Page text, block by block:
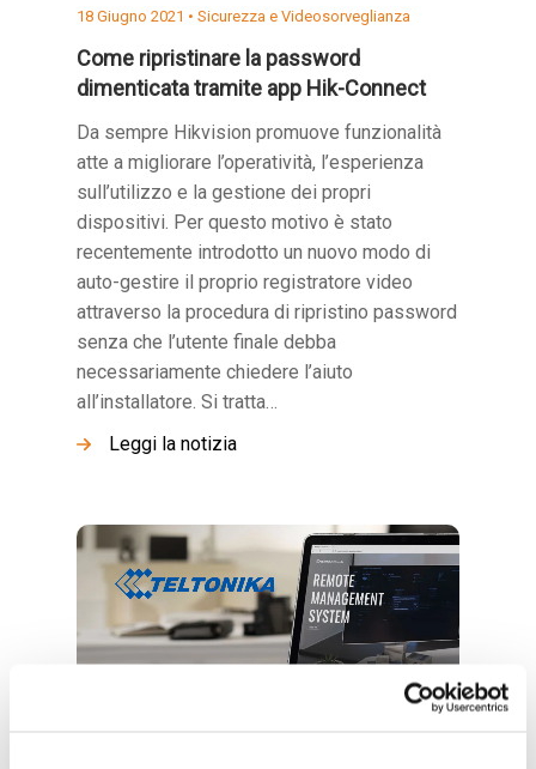
18 Giugno 2021 • Sicurezza e Videosorveglianza
Come ripristinare la password
dimenticata tramite app Hik-Connect
Da sempre Hikvision promuove funzionalità
atte a migliorare l’operatività, l’esperienza
sull’utilizzo e la gestione dei propri
dispositivi. Per questo motivo è stato
recentemente introdotto un nuovo modo di
auto-gestire il proprio registratore video
attraverso la procedura di ripristino password
senza che l’utente finale debba
necessariamente chiedere l’aiuto
all’installatore. Si tratta…
Leggi la notizia